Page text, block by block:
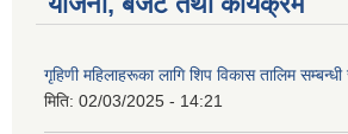
गृहिणी महिलाहरूका लागि शिप विकास तालिम
मिति: 02/03/2025 - 14:21